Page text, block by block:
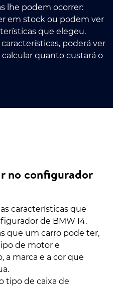
lhe podem ocorrer:
em stock ou podem ver
que elegeu.
poderá ver
quanto custará o
no configurador
características que
de BMW I4.
que um carro pode ter,
de motor e
a marca e a cor que
tipo de caixa de